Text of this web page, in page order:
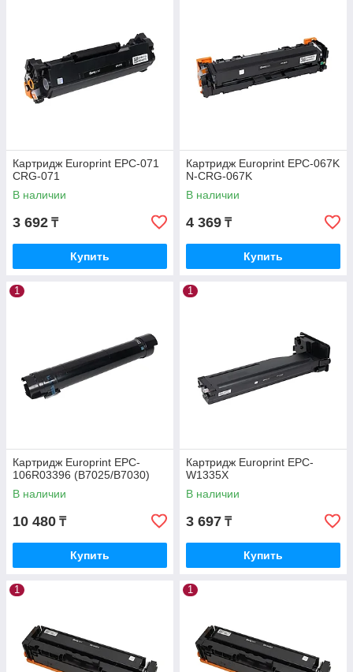
Картридж Europrint EPC-071
CRG-071
В наличии
3 692 ₸
Купить
Картридж Europrint EPC-067K
N-CRG-067K
В наличии
4 369 ₸
Купить
1
Картридж Europrint EPC-
106R03396 (B7025/B7030)
В наличии
10 480 ₸
Купить
1
Картридж Europrint EPC-
W1335X
В наличии
3 697 ₸
Купить
1 1